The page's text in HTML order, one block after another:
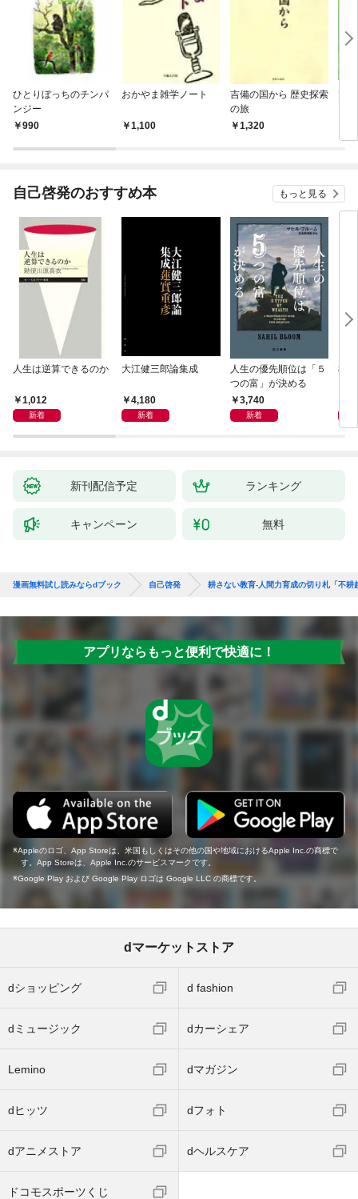
ひとりぼっちのチンパ
ンジー
990
おかやま雑学ノート
1,100
吉備の国から 歴史探索
の旅
1,320
旭
自己啓発のおすすめ本 もっと見る
人生は逆算できるのか
1,012
新着
大江健三郎論集成
4,180
新着
人生の優先順位は「５
つの富」が決める
3,740
新着
極
新刊配信予定 ランキング
キャンペーン 無料
漫画無料試し読みならdブック 自己啓発 耕さない教育-人間力育成の切り札「不耕
アプリならもっと便利で快適に！
Appleのロゴ、App Storeは、米国もしくはその他の国や地域におけるApple Inc.の商標で
す。App Storeは、Apple Inc.のサービスマークです。
Google Play および Google Play ロゴは Google LLC の商標です。
dマーケットストア
dショッピング d fashion
dミュージック dカーシェア
Lemino dマガジン
dヒッツ dフォト
dアニメストア dヘルスケア
ドコモスポーツくじ